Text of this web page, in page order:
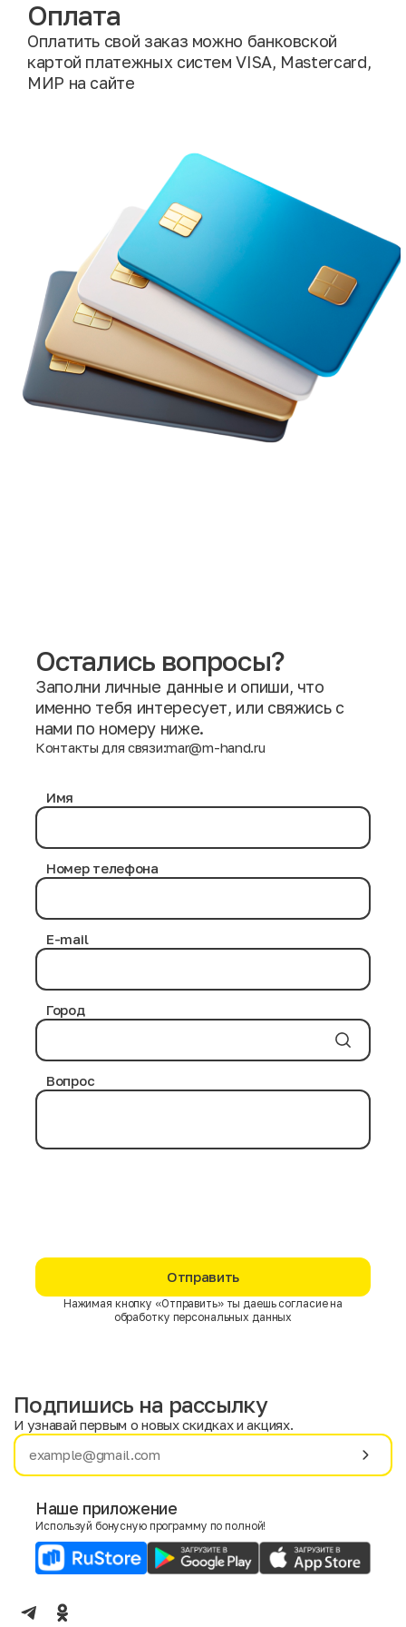
Оплата
Оплатить свой заказ можно банковской
картой платежных систем VISA, Mastercard,
МИР на сайте
Остались вопросы?
Заполни личные данные и опиши, что
именно тебя интересует, или свяжись с
нами по номеру ниже.
Контакты для связи:mar@m-hand.ru
Имя
Номер телефона
E-mail
Город
Вопрос
Отправить
Нажимая кнопку «Отправить» ты даешь согласие на
обработку персональных данных
Имя
E-mail
Пол
Подпишись на рассылку
И узнавай первым о новых скидках и акциях.
Наше приложение
Используй бонусную программу по полной!